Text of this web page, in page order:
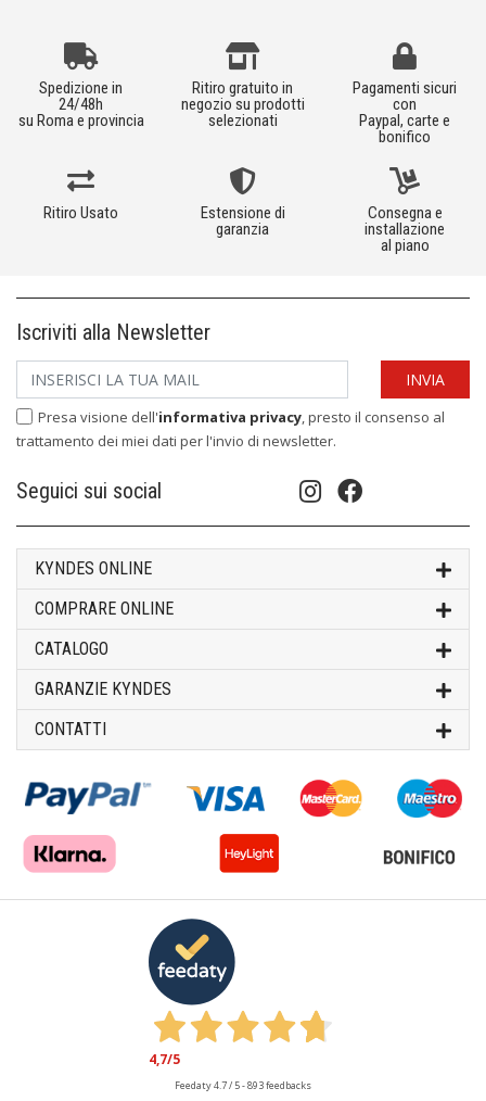
Spedizione in
24/48h
su Roma e provincia
Ritiro gratuito in
negozio su prodotti
selezionati
Pagamenti sicuri
con
Paypal, carte e
bonifico
Ritiro Usato
Estensione di
garanzia
Consegna e
installazione
al piano
Iscriviti alla Newsletter
Presa visione dell'informativa privacy , presto il consenso al
trattamento dei miei dati per l'invio di newsletter.
Seguici sui social
KYNDES ONLINE
COMPRARE ONLINE
CATALOGO
GARANZIE KYNDES
CONTATTI
4,7/5
Feedaty4.7/ 5-893feedbacks